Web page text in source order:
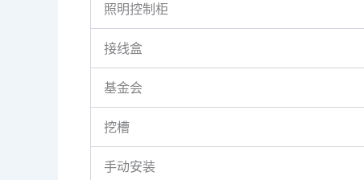
照明控制柜
接线盒
基金会
挖槽
手动安装